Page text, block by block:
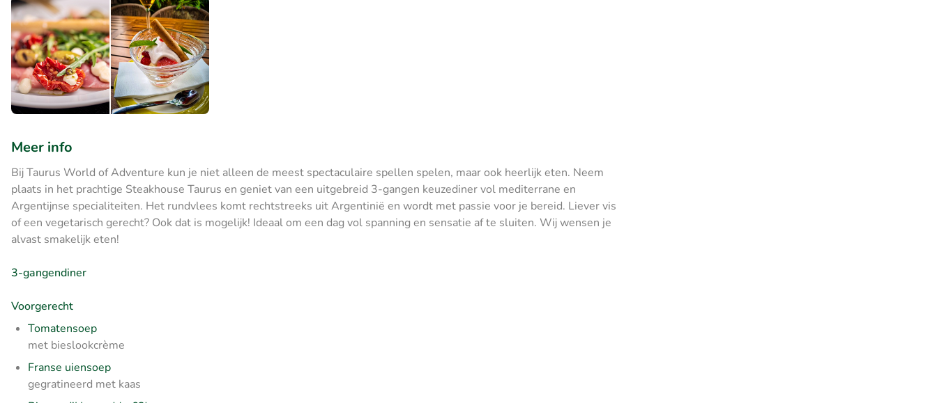
Meer info
Bij Taurus World of Adventure kun je niet alleen de meest spectaculaire spellen spelen, maar ook heerlijk eten. Neem
plaats in het prachtige Steakhouse Taurus en geniet van een uitgebreid 3-gangen keuzediner vol mediterrane en
Argentijnse specialiteiten. Het rundvlees komt rechtstreeks uit Argentinië en wordt met passie voor je bereid. Liever vis
of een vegetarisch gerecht? Ook dat is mogelijk! Ideaal om een dag vol spanning en sensatie af te sluiten. Wij wensen je
alvast smakelijk eten!
3-gangendiner
Voorgerecht
Tomatensoep
met bieslookcrème
Franse uiensoep
gegratineerd met kaas